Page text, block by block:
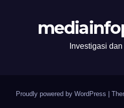
Investigasi
Proudly powered by WordPress